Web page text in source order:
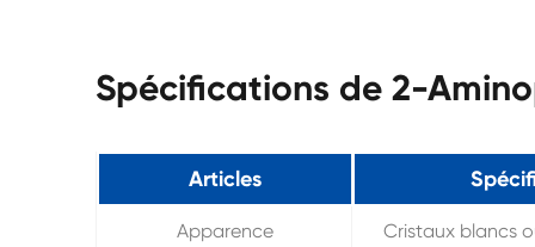
Spécifications de 2-
Articles
Apparence Cristaux blancs